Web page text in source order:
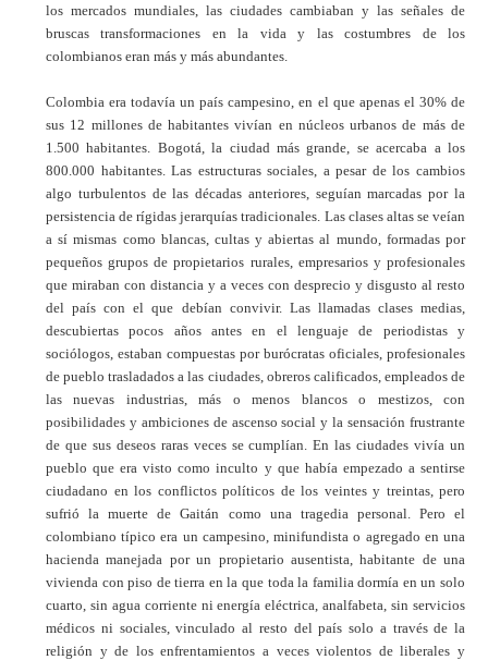
los mercados mundiales, las ciudades cambiaban y las señales de
bruscas transformaciones en la vida y las costumbres de los
colombianos eran más y más abundantes.
Colombia era todavía un país campesino, en el que apenas el 30% de
sus 12 millones de habitantes vivían en núcleos urbanos de más de
1.500 habitantes. Bogotá, la ciudad más grande, se acercaba a los
800.000 habitantes. Las estructuras sociales, a pesar de los cambios
algo turbulentos de las décadas anteriores, seguían marcadas por la
persistencia de rígidas jerarquías tradicionales. Las clases altas se veían
a sí mismas como blancas, cultas y abiertas al mundo, formadas por
pequeños grupos de propietarios rurales, empresarios y profesionales
que miraban con distancia y a veces con desprecio y disgusto al resto
del país con el que debían convivir. Las llamadas clases medias,
descubiertas pocos años antes en el lenguaje de periodistas y
sociólogos, estaban compuestas por burócratas oficiales, profesionales
de pueblo trasladados a las ciudades, obreros calificados, empleados de
las nuevas industrias, más o menos blancos o mestizos, con
posibilidades y ambiciones de ascenso social y la sensación frustrante
de que sus deseos raras veces se cumplían. En las ciudades vivía un
pueblo que era visto como inculto y que había empezado a sentirse
ciudadano en los conflictos políticos de los veintes y treintas, pero
sufrió la muerte de Gaitán como una tragedia personal. Pero el
colombiano típico era un campesino, minifundista o agregado en una
hacienda manejada por un propietario ausentista, habitante de una
vivienda con piso de tierra en la que toda la familia dormía en un solo
cuarto, sin agua corriente ni energía eléctrica, analfabeta, sin servicios
médicos ni sociales, vinculado al resto del país solo a través de la
religión y de los enfrentamientos a veces violentos de liberales y